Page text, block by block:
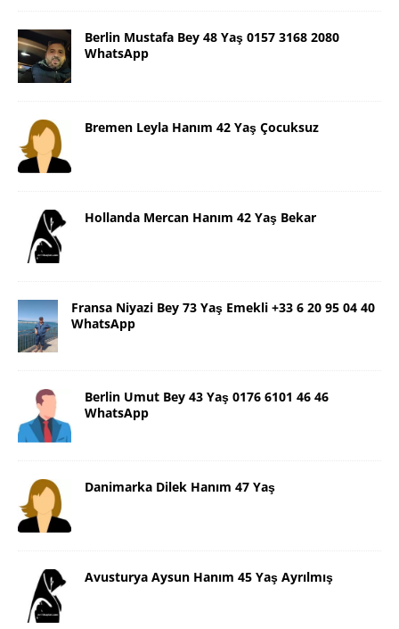
Berlin Mustafa Bey 48 Yaş 0157 3168 2080
WhatsApp
Bremen Leyla Hanım 42 Yaş Çocuksuz
Hollanda Mercan Hanım 42 Yaş Bekar
Fransa Niyazi Bey 73 Yaş Emekli +33 6 20 95 04 40
WhatsApp
Berlin Umut Bey 43 Yaş 0176 6101 46 46
WhatsApp
Danimarka Dilek Hanım 47 Yaş
Avusturya Aysun Hanım 45 Yaş Ayrılmış